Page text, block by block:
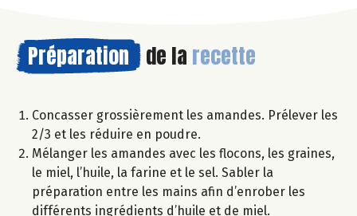
Préparation de la recette
Concasser grossièrement les amandes. Prélever les
2/3 et les réduire en poudre.
Mélanger les amandes avec les flocons, les graines,
le miel, l’huile, la farine et le sel. Sabler la
préparation entre les mains afin d’enrober les
différents ingrédients d’huile et de miel.